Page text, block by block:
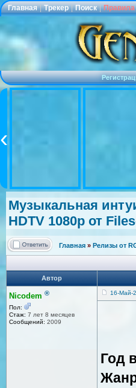
Главная | Трекер | Поиск | Правила
Музыкальная
HDTV 1080р от
Главная » Релизы от
Автор
Nicodem ®
Пол:
Стаж: 7 лет 8 месяцев
Сообщений: 2009
16-Май-
Год